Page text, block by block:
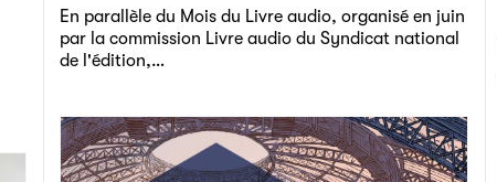
En parallèle du Mois du Livre audio, organisé en juin
par la commission Livre audio du Syndicat national
de l'édition,…